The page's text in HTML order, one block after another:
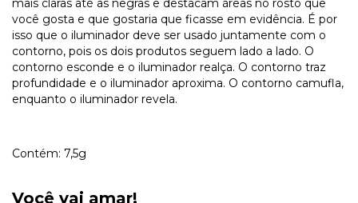
mais claras até as negras e destacam áreas no rosto que
você gosta e que gostaria que ficasse em evidência. É por
isso que o iluminador deve ser usado juntamente com o
contorno, pois os dois produtos seguem lado a lado. O
contorno esconde e o iluminador realça. O contorno traz
profundidade e o iluminador aproxima. O contorno camufla,
enquanto o iluminador revela.
Contém: 7,5g
Você vai amar!